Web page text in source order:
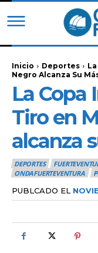
Inicio Deportes
Negro Alcanza Su
La Copa
Tiro en
alcanza
DEPORTES
ONDAFUERTEVENTURA
PUBLCADO EL